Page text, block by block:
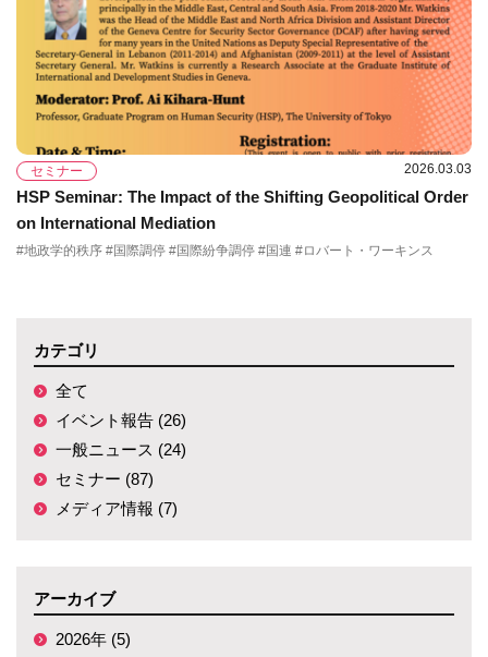
セミナー 2026.03.03
HSP Seminar: The Impact of the Shifting Geopolitical Order
on International Mediation
#地政学的秩序 #国際調停 #国際紛争調停 #国連 #ロバート・ワーキンス
カテゴリ
全て
イベント報告 (26)
一般ニュース (24)
セミナー (87)
メディア情報 (7)
アーカイブ
2026年 (5)